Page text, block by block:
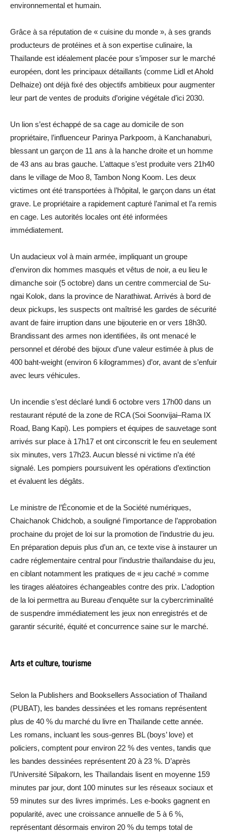
environnemental et humain.
Grâce à sa réputation de « cuisine du monde », à ses grands
producteurs de protéines et à son expertise culinaire, la
Thaïlande est idéalement placée pour s’imposer sur le marché
européen, dont les principaux détaillants (comme Lidl et Ahold
Delhaize) ont déjà fixé des objectifs ambitieux pour augmenter
leur part de ventes de produits d’origine végétale d’ici 2030.
Un lion s’est échappé de sa cage au domicile de son
propriétaire, l’influenceur Parinya Parkpoom, à Kanchanaburi,
blessant un garçon de 11 ans à la hanche droite et un homme
de 43 ans au bras gauche. L’attaque s’est produite vers 21h40
dans le village de Moo 8, Tambon Nong Koom. Les deux
victimes ont été transportées à l’hôpital, le garçon dans un état
grave. Le propriétaire a rapidement capturé l’animal et l’a remis
en cage. Les autorités locales ont été informées
immédiatement.
Un audacieux vol à main armée, impliquant un groupe
d’environ dix hommes masqués et vêtus de noir, a eu lieu le
dimanche soir (5 octobre) dans un centre commercial de Su-
ngai Kolok, dans la province de Narathiwat. Arrivés à bord de
deux pickups, les suspects ont maîtrisé les gardes de sécurité
avant de faire irruption dans une bijouterie en or vers 18h30.
Brandissant des armes non identifiées, ils ont menacé le
personnel et dérobé des bijoux d’une valeur estimée à plus de
400 baht-weight (environ 6 kilogrammes) d’or, avant de s’enfuir
avec leurs véhicules.
Un incendie s’est déclaré lundi 6 octobre vers 17h00 dans un
restaurant réputé de la zone de RCA (Soi Soonvijai–Rama IX
Road, Bang Kapi). Les pompiers et équipes de sauvetage sont
arrivés sur place à 17h17 et ont circonscrit le feu en seulement
six minutes, vers 17h23. Aucun blessé ni victime n’a été
signalé. Les pompiers poursuivent les opérations d’extinction
et évaluent les dégâts.
Le ministre de l’Économie et de la Société numériques,
Chaichanok Chidchob, a souligné l’importance de l’approbation
prochaine du projet de loi sur la promotion de l’industrie du jeu.
En préparation depuis plus d’un an, ce texte vise à instaurer un
cadre réglementaire central pour l’industrie thaïlandaise du jeu,
en ciblant notamment les pratiques de « jeu caché » comme
les tirages aléatoires échangeables contre des prix. L’adoption
de la loi permettra au Bureau d’enquête sur la cybercriminalité
de suspendre immédiatement les jeux non enregistrés et de
garantir sécurité, équité et concurrence saine sur le marché.
Arts et culture, tourisme
Selon la Publishers and Booksellers Association of Thailand
(PUBAT), les bandes dessinées et les romans représentent
plus de 40 % du marché du livre en Thaïlande cette année.
Les romans, incluant les sous-genres BL (boys’ love) et
policiers, comptent pour environ 22 % des ventes, tandis que
les bandes dessinées représentent 20 à 23 %. D’après
l’Université Silpakorn, les Thaïlandais lisent en moyenne 159
minutes par jour, dont 100 minutes sur les réseaux sociaux et
59 minutes sur des livres imprimés. Les e-books gagnent en
popularité, avec une croissance annuelle de 5 à 6 %,
représentant désormais environ 20 % du temps total de